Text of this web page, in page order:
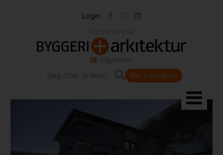
Login
Bliv kontaktet
Landskab og byrum